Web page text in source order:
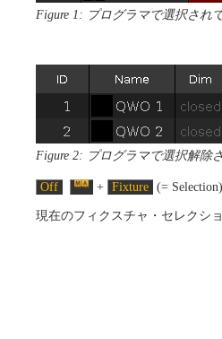
Figure 1: プログラマで選択され
Figure 2: プログラマで選択解除
Off + Fixture (= Selection)
現在のフィクスチャ・セレクシ